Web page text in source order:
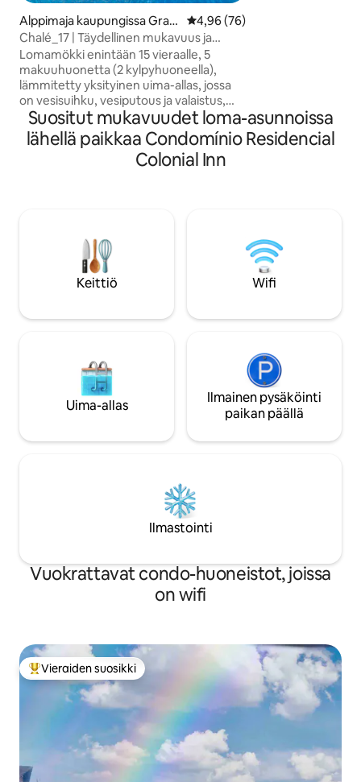
Alppimaja kaupungissa Grav
atá
Keskimääräinen arvio 4,96/5,
4,96 (76)
Chalé_17 | Täydellinen mukavuus ja
vapaa-aika Serrassa
Lomamökki enintään 15 vieraalle, 5
makuuhuonetta (2 kylpyhuoneella),
lämmitetty yksityinen uima-allas, jossa
on vesisuihku, vesiputous ja valaistus,
kattoterassi, pelihuone (biljardi ja
pöytäjalkapallo), täysin varustettu
keittiö, gourmet-tila, jossa on
grillausvälineet, Wi-Fi, oluenpanokone,
erikseen: 1,00 R$/kWh. Ota kuva
mittarista sisäänkirjautumisen
yhteydessä ja toinen kuva
uloskirjautumisen yhteydessä
Suositut mukavuudet loma-asunnoissa
lähellä paikkaa Condomínio Residencial
Colonial Inn
Keittiö Wifi
Uima-allas
Ilmainen pysäköinti
paikan päällä
Ilmastointi
Vuokrattavat condo-huoneistot, joissa
on wifi
Vieraiden suosikkien parhaimmistoa
Vieraiden suosikki